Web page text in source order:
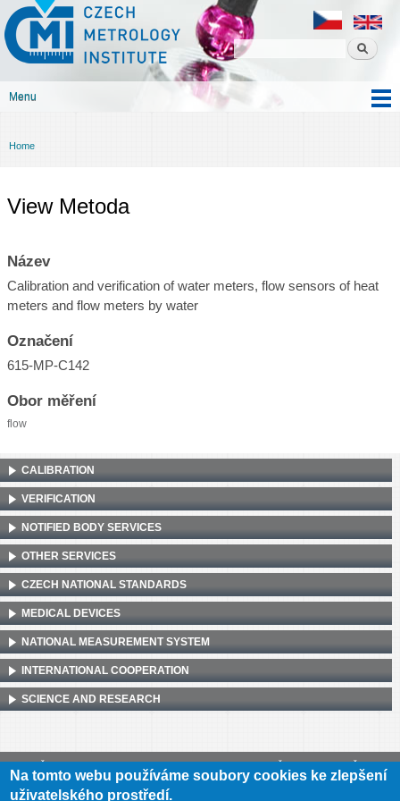
content
Czech
metrology
institute
Menu
You are here
Home
View Metoda
Název
Calibration and verification of water meters, flow sensors of heat
meters and flow meters by water
Označení
615-MP-C142
Obor měření
flow
CALIBRATION
VERIFICATION
NOTIFIED BODY SERVICES
OTHER SERVICES
CZECH NATIONAL STANDARDS
MEDICAL DEVICES
NATIONAL MEASUREMENT SYSTEM
INTERNATIONAL COOPERATION
SCIENCE AND RESEARCH
CZ00177016
Na tomto webu používáme soubory cookies ke zlepšení
uživatelského prostředí.